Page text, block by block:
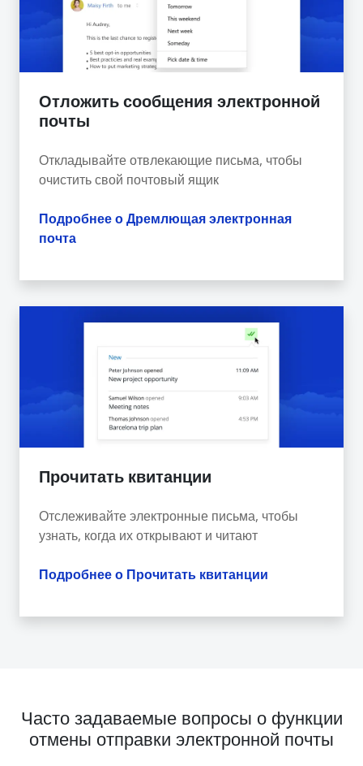
Отложить сообщения электронной
почты
Откладывайте отвлекающие письма, чтобы
очистить свой почтовый ящик
Подробнее о Дремлющая электронная
почта
Прочитать квитанции
Отслеживайте электронные письма, чтобы
узнать, когда их открывают и читают
Подробнее о Прочитать квитанции
Часто задаваемые вопросы о функции
отмены отправки электронной почты